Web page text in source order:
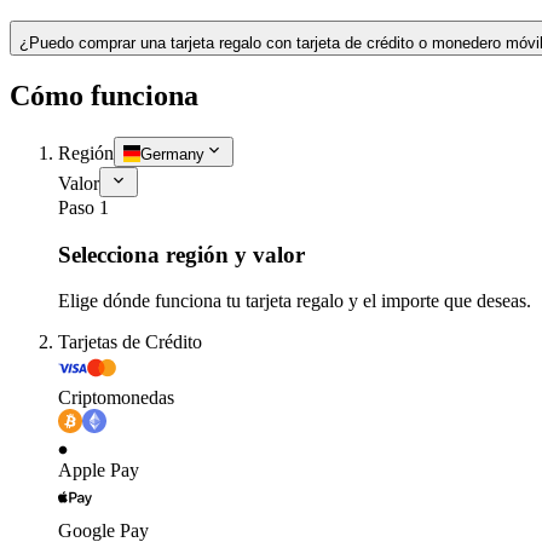
¿Puedo comprar una tarjeta regalo con tarjeta de crédito o monedero
Cómo funciona
Región Germany
Valor
Paso 1
Selecciona región y valor
Elige dónde funciona tu tarjeta regalo y el importe que deseas.
Tarjetas de Crédito
Criptomonedas
Apple Pay
Google Pay